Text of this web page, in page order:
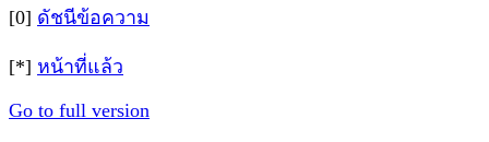
[0] ดัชนีข้อความ
[*] หน้าที่แล้ว
Go to full version